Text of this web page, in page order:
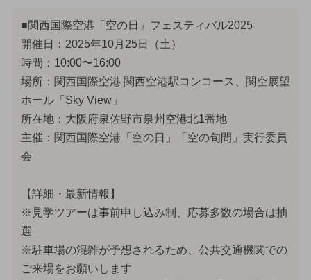
■関西国際空港「空の日」フェスティバル2025
開催日：2025年10月25日（土）
時間：10:00〜16:00
場所：関西国際空港 関西空港駅コンコース、関空展望
ホール「Sky View」
所在地：大阪府泉佐野市泉州空港北1番地
主催：関西国際空港「空の日」「空の旬間」実行委員
会
【詳細・最新情報】
※見学ツアーは事前申し込み制、応募多数の場合は抽
選
※駐車場の混雑が予想されるため、公共交通機関での
ご来場をお願いします